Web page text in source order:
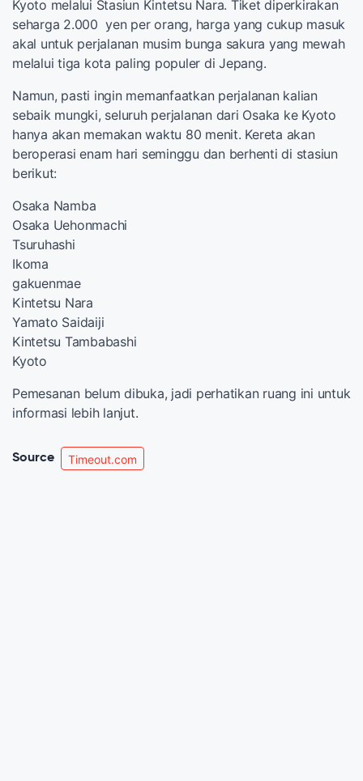
Kyoto melalui Stasiun Kintetsu Nara. Tiket diperkirakan
seharga 2.000 yen per orang, harga yang cukup masuk
akal untuk perjalanan musim bunga sakura yang mewah
melalui tiga kota paling populer di Jepang.
Namun, pasti ingin memanfaatkan perjalanan kalian
sebaik mungki, seluruh perjalanan dari Osaka ke Kyoto
hanya akan memakan waktu 80 menit. Kereta akan
beroperasi enam hari seminggu dan berhenti di stasiun
berikut:
Osaka Namba
Osaka Uehonmachi
Tsuruhashi
Ikoma
gakuenmae
Kintetsu Nara
Yamato Saidaiji
Kintetsu Tambabashi
Kyoto
Pemesanan belum dibuka, jadi perhatikan ruang ini untuk
informasi lebih lanjut.
Source Timeout.com